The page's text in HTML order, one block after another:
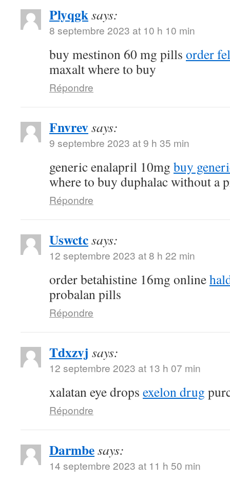
Plyqgksays:
8 septembre 2023 at 10 h 10 min
buy mestinon 60 mg pills order
maxalt where to buy
Répondre
Fnvrevsays:
9 septembre 2023 at 9 h 35 min
generic enalapril 10mg buy
where to buy duphalac without a
Répondre
Uswctcsays:
12 septembre 2023 at 8 h 22 min
order betahistine 16mg online
probalan pills
Répondre
Tdxzvj says:
12 septembre 2023 at 13 h 07 min
xalatan eye drops exelon drug
Répondre
Darmbesays:
14 septembre 2023 at 11 h 50 min